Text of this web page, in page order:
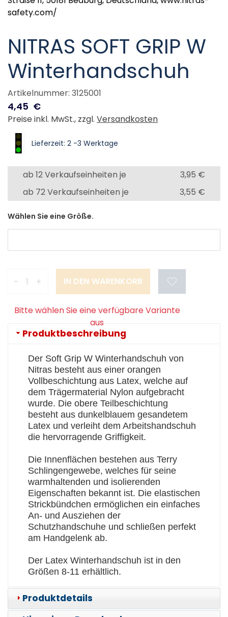
safety.com/
NITRAS SOFT GRIP W
Winterhandschuh
Artikelnummer: 3125001
4,45 €
Preise inkl. MwSt., zzgl. Versandkosten
Lieferzeit: 2 -3 Werktage
ab 12 Verkaufseinheiten je
3,95 €
ab 72 Verkaufseinheiten je
3,55 €
Wählen Sie eine Größe.
- +
Bitte wählen Sie eine verfügbare Variante
aus
Produktbeschreibung
Der Soft Grip W Winterhandschuh von
Nitras besteht aus einer orangen
Vollbeschichtung aus Latex, welche auf
dem Trägermaterial Nylon aufgebracht
wurde. Die obere Teilbeschichtung
besteht aus dunkelblauem gesandetem
Latex und verleiht dem Arbeitshandschuh
die hervorragende Griffigkeit.
Die Innenflächen bestehen aus Terry
Schlingengewebe, welches für seine
warmhaltenden und isolierenden
Eigenschaften bekannt ist. Die elastischen
Strickbündchen ermöglichen ein einfaches
An- und Ausziehen der
Schutzhandschuhe und schließen perfekt
am Handgelenk ab.
Der Latex Winterhandschuh ist in den
Größen 8-11 erhältlich.
Produktdetails